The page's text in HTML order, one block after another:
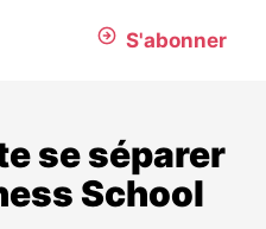
S'abonner
se séparer
School